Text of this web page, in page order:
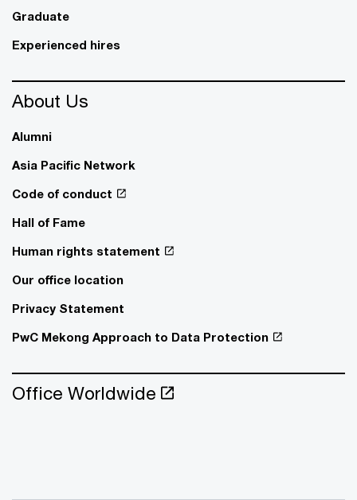
Graduate
Experienced hires
About Us
Alumni
Asia Pacific Network
Code of conduct
Hall of Fame
Human rights statement
Our office location
Privacy Statement
PwC Mekong Approach to Data Protection
Office Worldwide